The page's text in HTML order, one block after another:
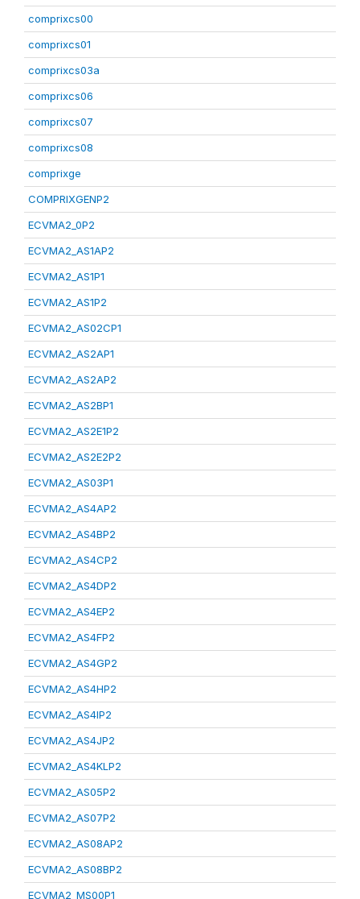
comprixcs00
comprixcs01
comprixcs03a
comprixcs06
comprixcs07
comprixcs08
comprixge
COMPRIXGENP2
ECVMA2_0P2
ECVMA2_AS1AP2
ECVMA2_AS1P1
ECVMA2_AS1P2
ECVMA2_AS02CP1
ECVMA2_AS2AP1
ECVMA2_AS2AP2
ECVMA2_AS2BP1
ECVMA2_AS2E1P2
ECVMA2_AS2E2P2
ECVMA2_AS03P1
ECVMA2_AS4AP2
ECVMA2_AS4BP2
ECVMA2_AS4CP2
ECVMA2_AS4DP2
ECVMA2_AS4EP2
ECVMA2_AS4FP2
ECVMA2_AS4GP2
ECVMA2_AS4HP2
ECVMA2_AS4IP2
ECVMA2_AS4JP2
ECVMA2_AS4KLP2
ECVMA2_AS05P2
ECVMA2_AS07P2
ECVMA2_AS08AP2
ECVMA2_AS08BP2
ECVMA2_MS00P1